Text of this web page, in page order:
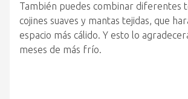
También puedes combinar diferentes
cojines suaves y mantas tejidas, que
espacio más cálido. Y esto lo
meses de más frío.